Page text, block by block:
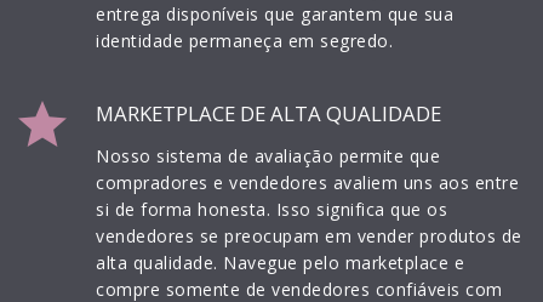
entrega disponíveis que garantem que sua
identidade permaneça em segredo.
star MARKETPLACE DE ALTA QUALIDADE
Nosso sistema de avaliação permite que
compradores e vendedores avaliem uns aos entre
si de forma honesta. Isso significa que os
vendedores se preocupam em vender produtos de
alta qualidade. Navegue pelo marketplace e
compre somente de vendedores confiáveis com